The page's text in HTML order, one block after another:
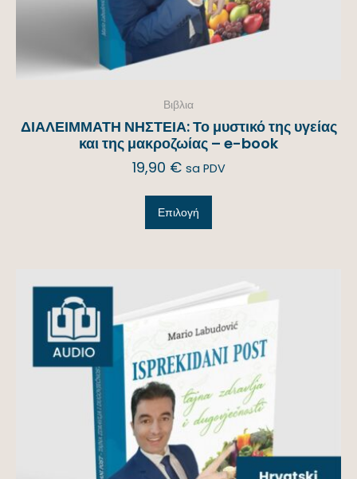
Βιβλια
ΔΙΑΛΕΙΜΜΑΤΗ ΝΗΣΤΕΙΑ: Το μυστικό της υγείας
και της μακροζωίας – e-book
19,90 € sa PDV
Επιλογή